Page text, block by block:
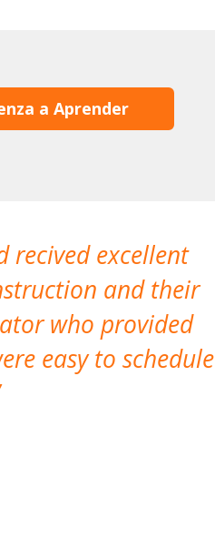
a Aprender
recived excellent
and their
who provided
easy to schedule